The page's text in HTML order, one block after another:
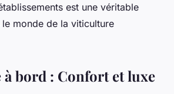
est une véritable
monde de la viticulture
à bord : Confort et luxe